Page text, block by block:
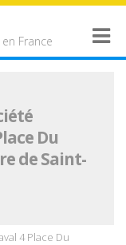
France
Du
de Saint-
4 Place Du